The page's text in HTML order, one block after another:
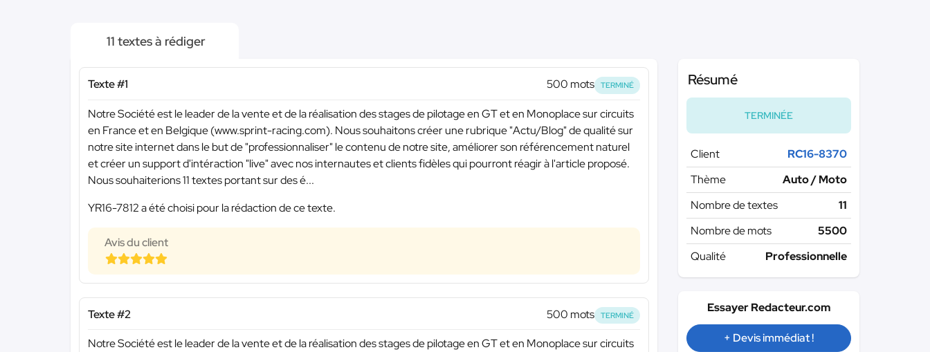
11 textes à rédiger
Texte #1 500 mots TERMINÉ
Notre Société est le leader de la vente et de la réalisation des stages de pilotage en GT et en Monoplace sur circuits
en France et en Belgique (www.sprint-racing.com). Nous souhaitons créer une rubrique "Actu/Blog" de qualité sur
notre site internet dans le but de "professionnaliser" le contenu de notre site, améliorer son référencement naturel
et créer un support d'intéraction "live" avec nos internautes et clients fidèles qui pourront réagir à l'article proposé.
Nous souhaiterions 11 textes portant sur des é...
YR16-7812 a été choisi pour la rédaction de ce texte.
Avis du client
Texte #2 500 mots TERMINÉ
Notre Société est le leader de la vente et de la réalisation des stages de pilotage en GT et en Monoplace sur circuits
Résumé
TERMINÉE
Client
RC16-8370
Thème
Auto / Moto
Nombre de textes
11
Nombre de mots
5500
Qualité
Professionnelle
Essayer Redacteur.com
+ Devis immédiat !